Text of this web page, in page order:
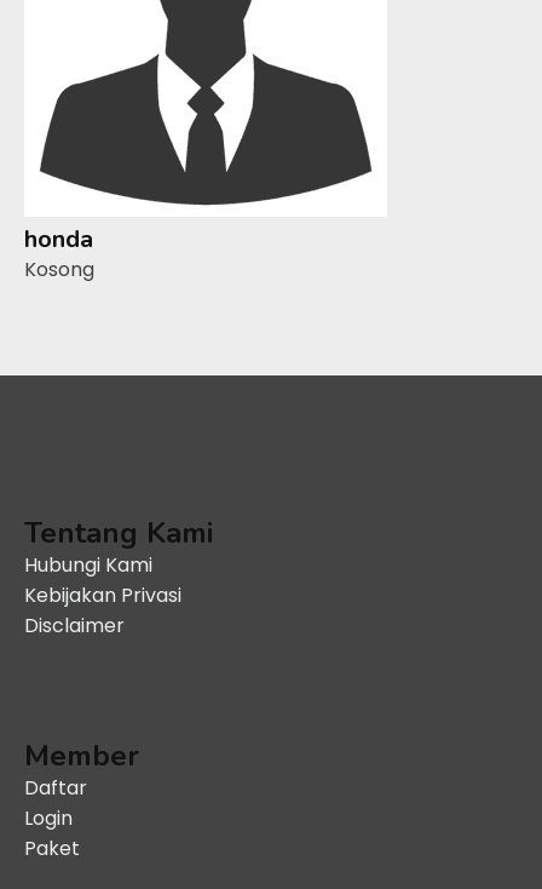
honda
Kosong
Tentang Kami
Hubungi Kami
Kebijakan Privasi
Disclaimer
Member
Daftar
Login
Paket